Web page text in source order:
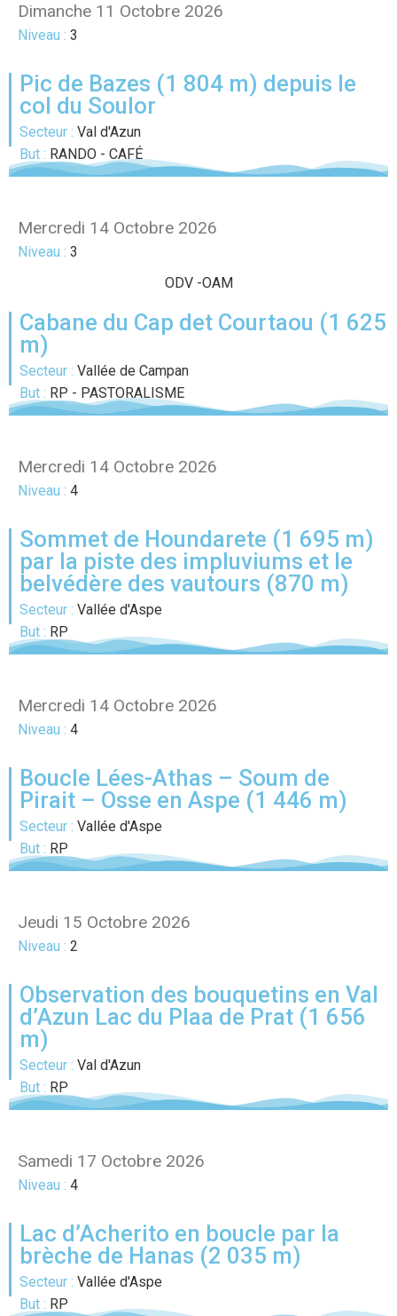
Dimanche 11 Octobre 2026
Niveau : 3
Pic de Bazes (1 804 m) depuis le
col du Soulor
Secteur : Val d'Azun
But : RANDO - CAFÉ
Mercredi 14 Octobre 2026
Niveau : 3
ODV-OAM
Cabane du Cap det Courtaou (1 625
m)
Secteur : Vallée de Campan
But : RP - PASTORALISME
Mercredi 14 Octobre 2026
Niveau : 4
Sommet de Houndarete (1 695 m)
par la piste des impluviums et le
belvédère des vautours (870 m)
Secteur : Vallée d'Aspe
But : RP
Mercredi 14 Octobre 2026
Niveau : 4
Boucle Lées-Athas – Soum de
Pirait – Osse en Aspe (1 446 m)
Secteur : Vallée d'Aspe
But : RP
Jeudi 15 Octobre 2026
Niveau : 2
Observation des bouquetins en Val
d’Azun Lac du Plaa de Prat (1 656
m)
Secteur : Val d'Azun
But : RP
Samedi 17 Octobre 2026
Niveau : 4
Lac d’Acherito en boucle par la
brèche de Hanas (2 035 m)
Secteur : Vallée d'Aspe
But : RP